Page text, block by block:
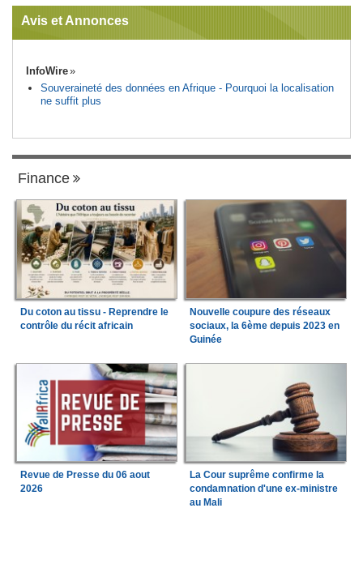
Avis et Annonces
InfoWire
Souveraineté des données en Afrique - Pourquoi la localisation
ne suffit plus
Finance
Du coton au tissu - Reprendre le
contrôle du récit africain
Nouvelle coupure des réseaux
sociaux, la 6ème depuis 2023 en
Guinée
Revue de Presse du 06 aout
2026
La Cour suprême confirme la
condamnation d'une ex-ministre
au Mali